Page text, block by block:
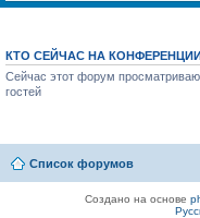
КТО СЕЙЧАС НА
Сейчас этот форум
гостей
Список форумов
Создано на основе